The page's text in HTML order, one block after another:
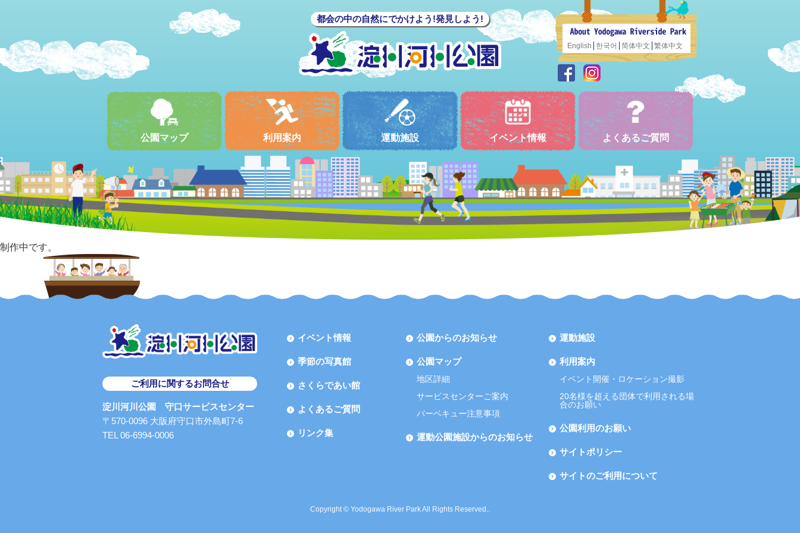
都会の中の自然にでかけよう!発見しよう!
English 한국어 简体中文 繁体中文
公園マップ 利用案内 運動施設 イベント情報 よくあるご質問
制作中です。
ご利用に関するお問合せ
淀川河川公園 守口サービスセンター
〒570-0096 大阪府守口市外島町7-6
TEL 06-6994-0006
イベント情報
季節の写真館
さくらであい館
よくあるご質問
リンク集
公園からのお知らせ
公園マップ
地区詳細
サービスセンターご案内
バーベキュー注意事項
運動公園施設からのお知らせ
運動施設
利用案内
イベント開催・ロケーション撮影
20名様を超える団体で利用される場
合のお願い
公園利用のお願い
サイトポリシー
サイトのご利用について
Copyright © Yodogawa River Park All Rights Reserved..